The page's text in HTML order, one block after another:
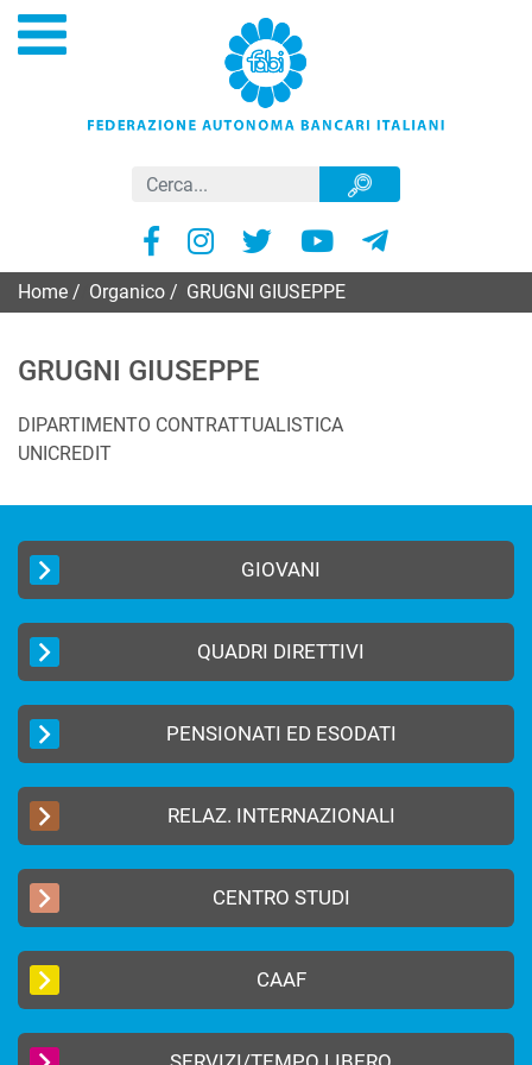
Home Organico GRUGNI GIUSEPPE
GRUGNI GIUSEPPE
DIPARTIMENTO CONTRATTUALISTICA
UNICREDIT
GIOVANI
QUADRI DIRETTIVI
PENSIONATI ED ESODATI
RELAZ. INTERNAZIONALI
CENTRO STUDI
CAAF